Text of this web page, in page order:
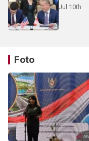
Jul 10th
Foto